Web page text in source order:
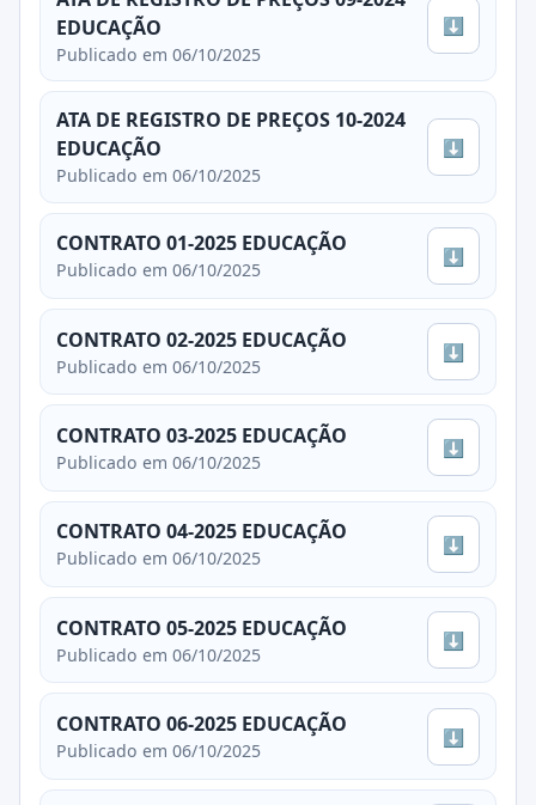
EDUCAÇÃO
Publicado em 06/10/2025
⬇
ATA DE REGISTRO DE PREÇOS 10-2024
EDUCAÇÃO
Publicado em 06/10/2025
⬇
CONTRATO 01-2025 EDUCAÇÃO
Publicado em 06/10/2025
⬇
CONTRATO 02-2025 EDUCAÇÃO
Publicado em 06/10/2025
⬇
CONTRATO 03-2025 EDUCAÇÃO
Publicado em 06/10/2025
⬇
CONTRATO 04-2025 EDUCAÇÃO
Publicado em 06/10/2025
⬇
CONTRATO 05-2025 EDUCAÇÃO
Publicado em 06/10/2025
⬇
CONTRATO 06-2025 EDUCAÇÃO
Publicado em 06/10/2025
⬇